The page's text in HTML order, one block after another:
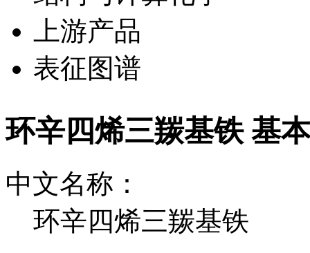
上游产品
表征图谱
环辛四烯三羰基铁 基
中文名称：
环辛四烯三羰基铁